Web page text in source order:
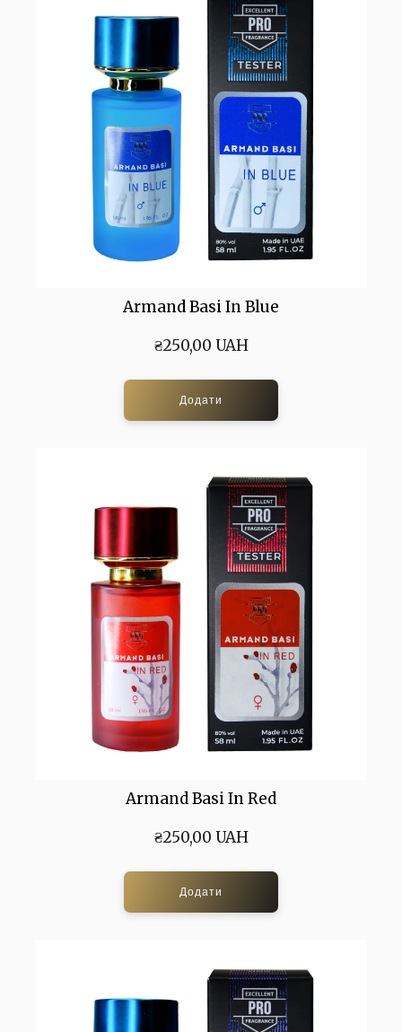
Armand Basi In Blue
₴250,00 UAH
Додати
Armand Basi In Red
₴250,00 UAH
Додати